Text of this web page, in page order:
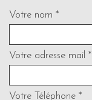
Votre nom *
Votre adresse mail *
Votre Téléphone *